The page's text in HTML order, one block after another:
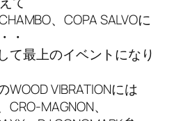
、COPA SALVOに
・
て最上のイベントになり
VIBRATIONには
MAGNON、